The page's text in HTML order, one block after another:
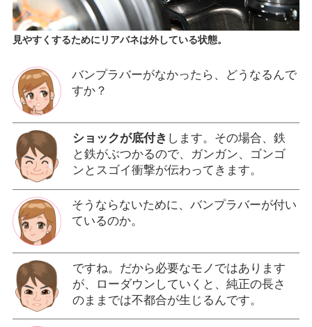
見やすくするためにリアバネは外している状態。
バンプラバーがなかったら、どうなるんで
すか？
ショックが底付き します。その場合、鉄
と鉄がぶつかるので、ガンガン、ゴンゴ
ンとスゴイ衝撃が伝わってきます。
そうならないために、バンプラバーが付い
ているのか。
ですね。だから必要なモノではあります
が、ローダウンしていくと、純正の長さ
のままでは不都合が生じるんです。